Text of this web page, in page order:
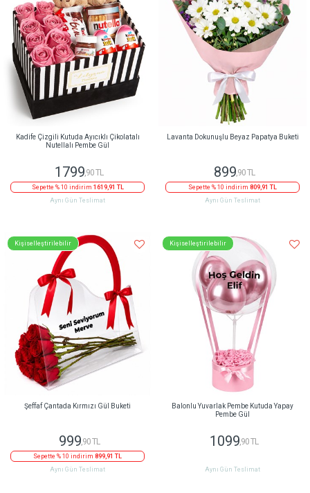
Kadife Çizgili Kutuda Ayıcıklı Çikolatalı
Nutellalı Pembe Gül
1799,90 TL
Sepette % 10 indirim 1619,91 TL
Aynı Gün Teslimat
Lavanta Dokunuşlu Beyaz Papatya Buketi
899,90 TL
Sepette % 10 indirim 809,91 TL
Aynı Gün Teslimat
Kişiselleştirilebilir
Şeffaf Çantada Kırmızı Gül Buketi
999,90 TL
Sepette % 10 indirim 899,91 TL
Aynı Gün Teslimat
Kişiselleştirilebilir
Balonlu Yuvarlak Pembe Kutuda Yapay
Pembe Gül
1099,90 TL
Aynı Gün Teslimat